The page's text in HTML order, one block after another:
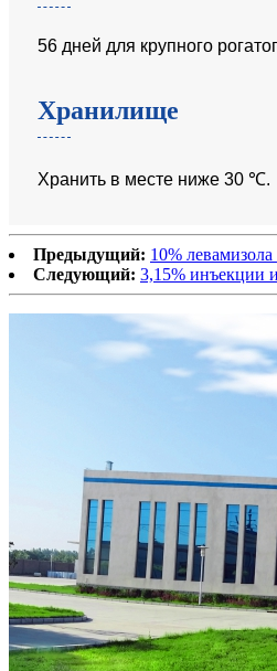
56 дней для крупного
Хранилище
Хранить в месте ниже 30 ℃.
Предыдущий: 10%
Следующий: 3,15% инъекции